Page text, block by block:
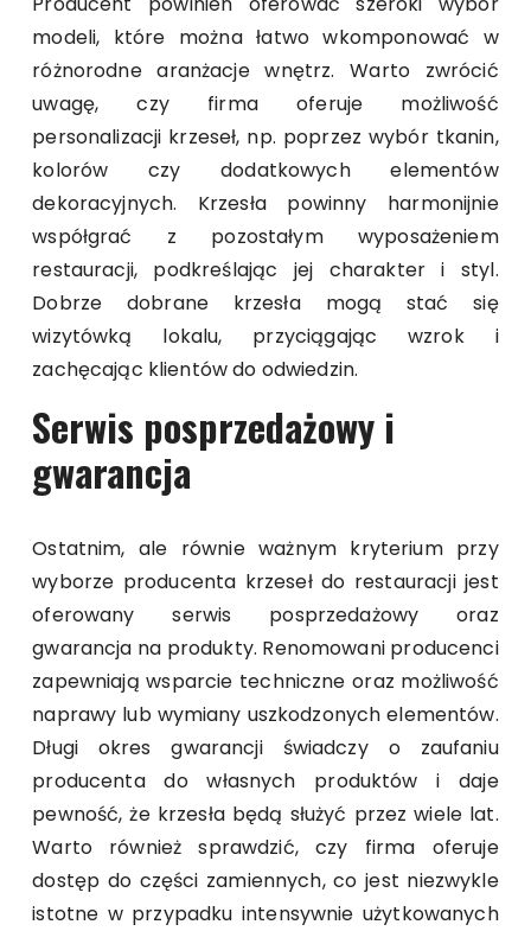
modeli, które można łatwo wkomponować w
różnorodne aranżacje wnętrz. Warto zwrócić
uwagę, czy firma oferuje możliwość
personalizacji krzeseł, np. poprzez wybór tkanin,
kolorów czy dodatkowych elementów
dekoracyjnych. Krzesła powinny harmonijnie
współgrać z pozostałym wyposażeniem
restauracji, podkreślając jej charakter i styl.
Dobrze dobrane krzesła mogą stać się
wizytówką lokalu, przyciągając wzrok i
zachęcając klientów do odwiedzin.
Serwis posprzedażowy i
gwarancja
Ostatnim, ale równie ważnym kryterium przy
wyborze producenta krzeseł do restauracji jest
oferowany serwis posprzedażowy oraz
gwarancja na produkty. Renomowani producenci
zapewniają wsparcie techniczne oraz możliwość
naprawy lub wymiany uszkodzonych elementów.
Długi okres gwarancji świadczy o zaufaniu
producenta do własnych produktów i daje
pewność, że krzesła będą służyć przez wiele lat.
Warto również sprawdzić, czy firma oferuje
dostęp do części zamiennych, co jest niezwykle
istotne w przypadku intensywnie użytkowanych